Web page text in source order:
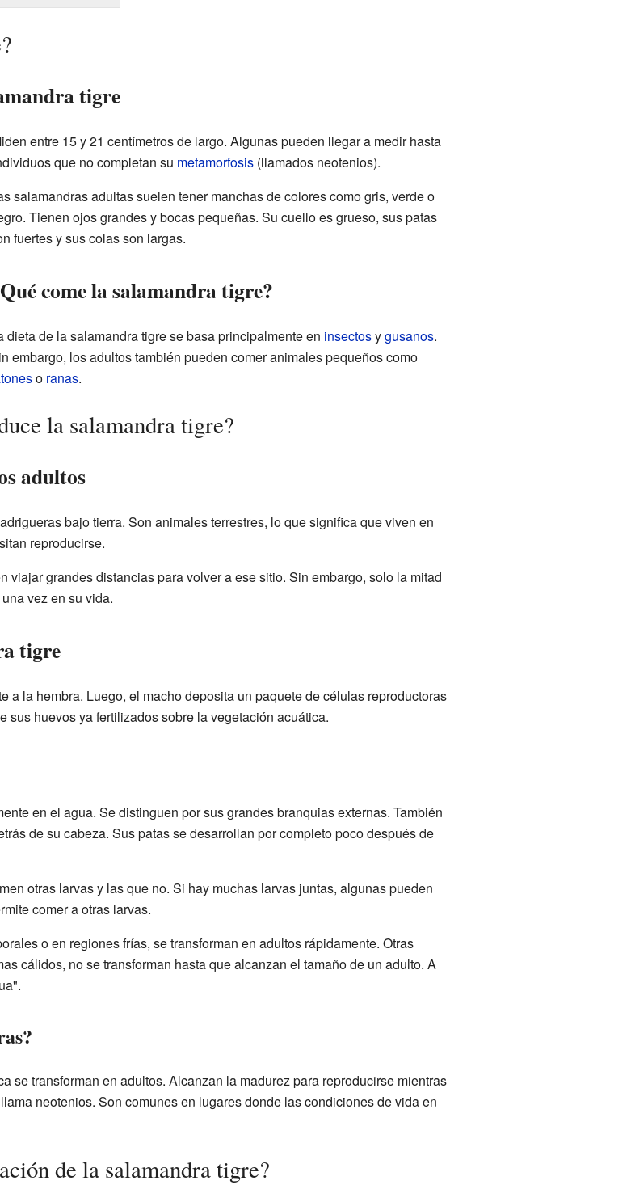
tigre
entre 15 y 21 centímetros de largo. Algunas pueden llegar a medir hasta
que no completan su metamorfosis(llamados neotenios).
salamandras adultas suelen tener manchas de colores como gris, verde o
Tienen ojos grandes y bocas pequeñas. Su cuello es grueso, sus patas
fuertes y sus colas son largas.
come la salamandra tigre?
dieta de la salamandra tigre se basa principalmente en insectosygusanos.
embargo, los adultos también pueden comer animales pequeños como
o ranas.
la salamandra tigre?
adultos
bajo tierra. Son animales terrestres, lo que significa que viven en
reproducirse.
viajar grandes distancias para volver a ese sitio. Sin embargo, solo la mitad
vez en su vida.
tigre
a la hembra. Luego, el macho deposita un paquete de células reproductoras
sus huevos ya fertilizados sobre la vegetación acuática.
en el agua. Se distinguen por sus grandes branquias externas. También
de su cabeza. Sus patas se desarrollan por completo poco después de
otras larvas y las que no. Si hay muchas larvas juntas, algunas pueden
comer a otras larvas.
o en regiones frías, se transforman en adultos rápidamente. Otras
cálidos, no se transforman hasta que alcanzan el tamaño de un adulto. A
se transforman en adultos. Alcanzan la madurez para reproducirse mientras
neotenios. Son comunes en lugares donde las condiciones de vida en
de la salamandra tigre?